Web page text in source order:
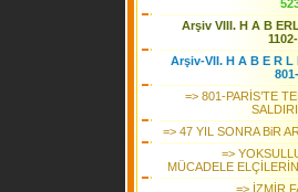
Arşiv VIII. H A B
Arşiv-VII. H A B E R L
=> 801-PARİS’TE
=> 47 YIL SONRA BiR
=>
MÜCADELE
=> İZMİR